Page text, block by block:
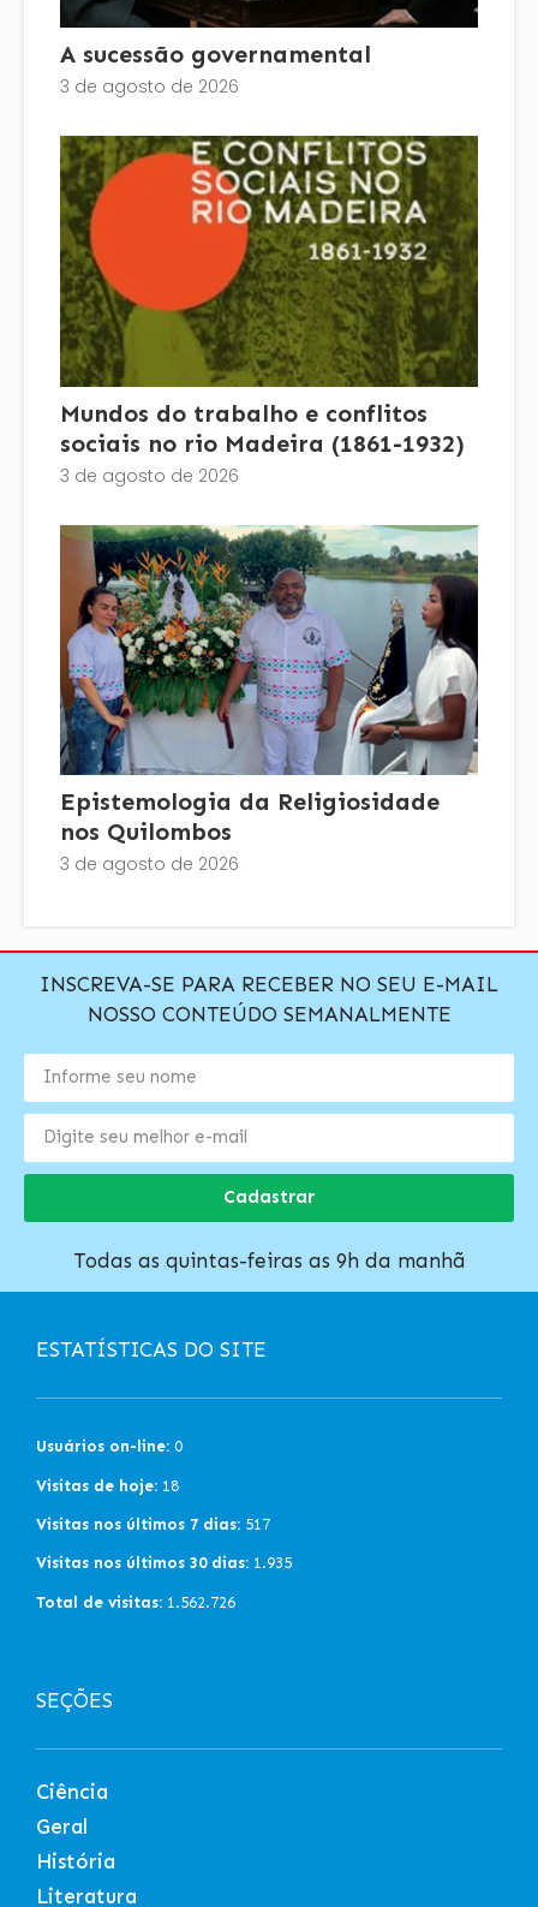
A sucessão governamental
3 de agosto de 2026
Mundos do trabalho e conflitos
sociais no rio Madeira (1861-1932)
3 de agosto de 2026
Epistemologia da Religiosidade
nos Quilombos
3 de agosto de 2026
INSCREVA-SE PARA RECEBER NO SEU E-MAIL
NOSSO CONTEÚDO SEMANALMENTE
Cadastrar
Todas as quintas-feiras as 9h da manhã
ESTATÍSTICAS DO SITE
Usuários on-line: 0
Visitas de hoje: 18
Visitas nos últimos 7 dias: 517
Visitas nos últimos 30 dias: 1.935
Total de visitas: 1.562.726
SEÇÕES
Ciência
Geral
História
Literatura